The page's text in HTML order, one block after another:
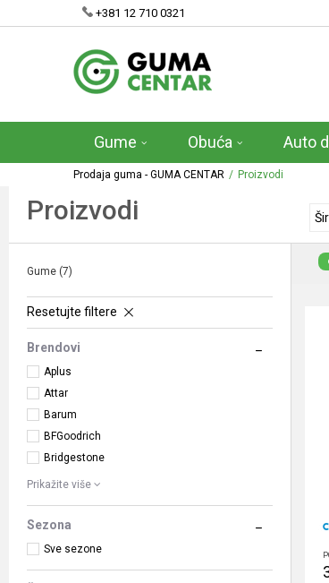
+381 12 710 0321
Gume Obuća Auto
Prodaja guma - GUMA CENTAR Proizvodi
Proizvodi
Gume (7)
Resetujte filtere
Brendovi
Aplus
Attar
Barum
BFGoodrich
Bridgestone
Prikažite više
Sezona
Sve sezone